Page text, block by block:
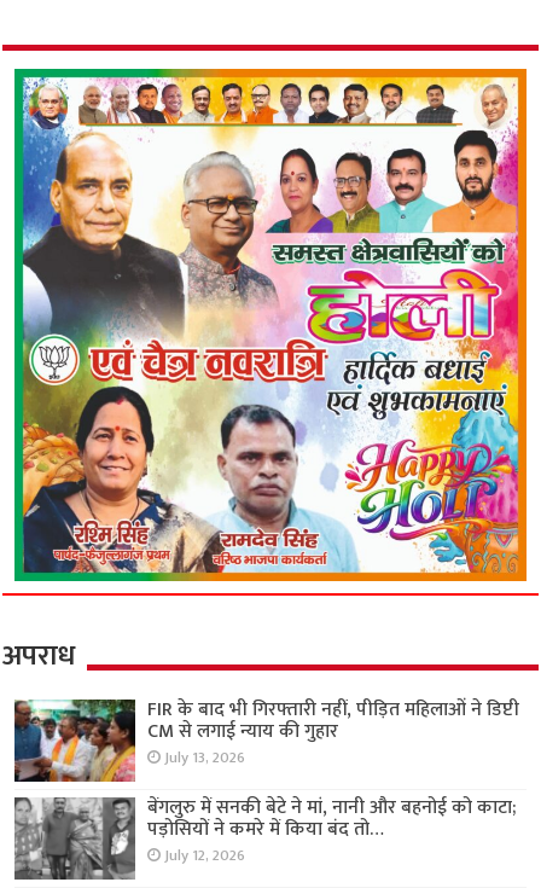
अपराध
FIR के बाद भी गिरफ्तारी नहीं, पीड़ित महिलाओं ने डिप्टी
CM से लगाई न्याय की गुहार
July 13, 2026
बेंगलुरु में सनकी बेटे ने मां, नानी और बहनोई को काटा;
पड़ोसियों ने कमरे में किया बंद तो…
July 12, 2026